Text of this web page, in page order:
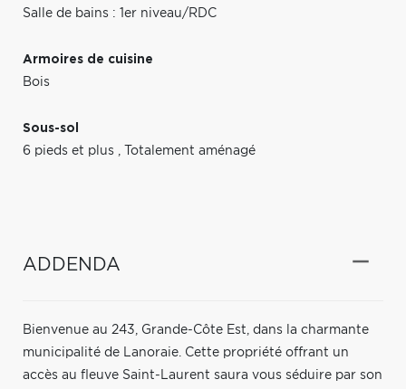
Salle de bains : 1er niveau/RDC
Armoires de cuisine
Bois
Sous-sol
6 pieds et plus , Totalement aménagé
ADDENDA
Bienvenue au 243, Grande-Côte Est, dans la charmante
municipalité de Lanoraie. Cette propriété offrant un
accès au fleuve Saint-Laurent saura vous séduire par son